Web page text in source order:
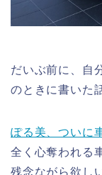
だいぶ前に、自
のときに書いた
ぽる美、ついに
全く心奪われる
残念ながら欲し